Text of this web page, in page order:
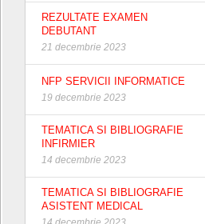
REZULTATE EXAMEN
DEBUTANT
21 decembrie 2023
NFP SERVICII INFORMATICE
19 decembrie 2023
TEMATICA SI BIBLIOGRAFIE
INFIRMIER
14 decembrie 2023
TEMATICA SI BIBLIOGRAFIE
ASISTENT MEDICAL